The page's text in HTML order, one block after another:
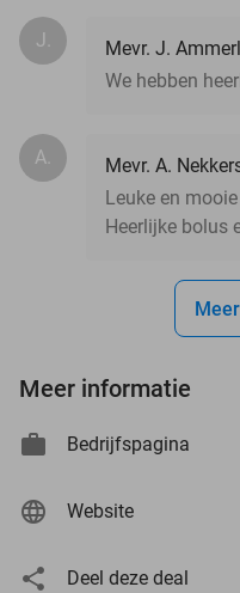
J.
Mevr. J.
We hebben
A.
Mevr. A.
Leuke en
Heerlijke bolus
Meer informatie
Bedrijfspagina
Website
Deel deze deal